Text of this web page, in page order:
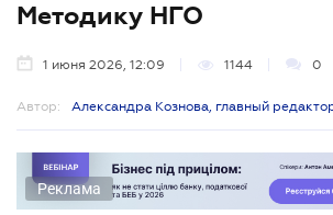
Методику НГО
1 июня 2026, 12:09 1144 0
Автор: Александра Кознова, главный
Реклама